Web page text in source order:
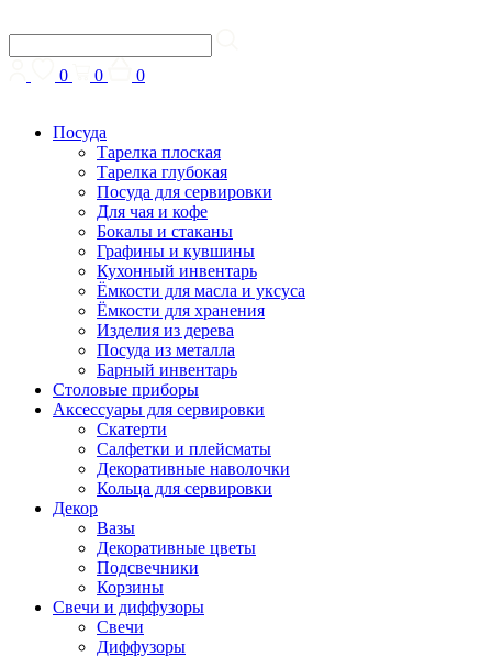
0 0 0
Посуда
Тарелка плоская
Тарелка глубокая
Посуда для сервировки
Для чая и кофе
Бокалы и стаканы
Графины и кувшины
Кухонный инвентарь
Ёмкости для масла и уксуса
Ёмкости для хранения
Изделия из дерева
Посуда из металла
Барный инвентарь
Столовые приборы
Аксессуары для сервировки
Скатерти
Cалфетки и плейсматы
Декоративные наволочки
Кольца для сервировки
Декор
Вазы
Декоративные цветы
Подсвечники
Корзины
Свечи и диффузоры
Свечи
Диффузоры